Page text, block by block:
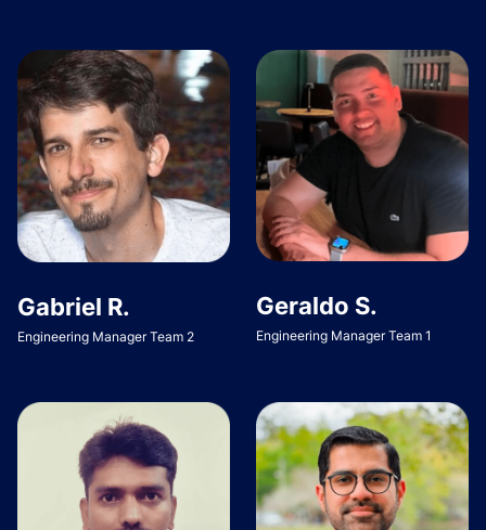
Gabriel R.
Engineering Manager Team 2
Geraldo S.
Engineering Manager Team 1